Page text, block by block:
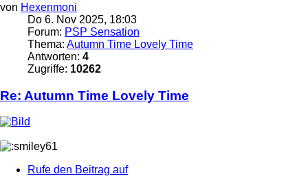
von Hexenmoni
Do 6. Nov 2025, 18:03
Forum: PSP Sensation
Thema: Autumn Time Lovely Time
Antworten: 4
Zugriffe: 10262
Re: Autumn Time Lovely Time
Rufe den Beitrag auf